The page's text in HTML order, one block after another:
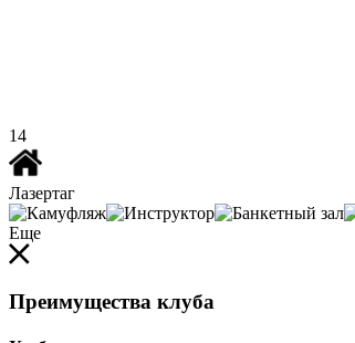
14
Лазертаг
Еще
Преимущества клуба